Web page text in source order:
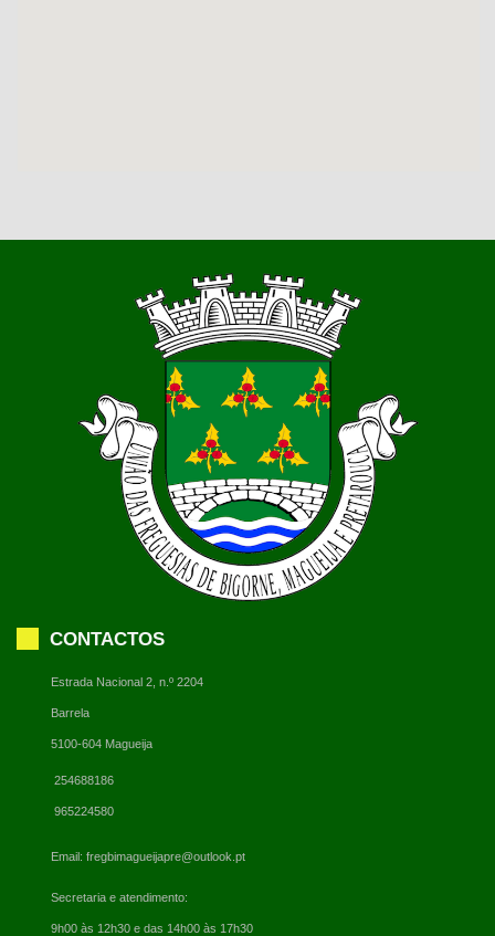
CONTACTOS
Estrada Nacional 2, n.º 2204
Barrela
5100-604 Magueija
254688186
965224580
Email: fregbimagueijapre@outlook.pt
Secretaria e atendimento:
9h00 às 12h30 e das 14h00 às 17h30